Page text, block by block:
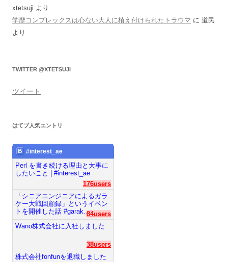
xtetsuji より
学歴コンプレックスは心ない大人に植え付けられたトラウマ に 道民
より
TWITTER @XTETSUJI
ツイート
はてブ人気エントリ
#interest_ae
Perl を書き続ける理由と大事に
したいこと | #interest_ae
176users
「シニアエンジニアによるガラ
ケー大戦回顧録」というイベン
トを開催した話 #garak...84users
Wano株式会社に入社しました
38users
株式会社fonfunを退職しました